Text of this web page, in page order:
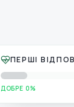
ПЕРШІ
ДОБРЕ 0%